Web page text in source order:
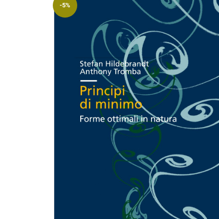
Open access
-5%